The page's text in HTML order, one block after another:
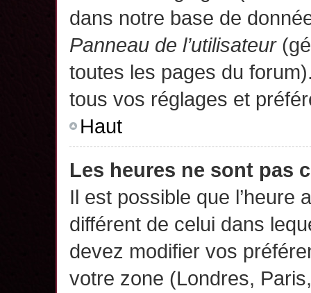
dans notre base de
Panneau de l’utilisateur
toutes les pages du
tous vos réglages et
Haut
Les heures ne sont pas
Il est possible que l’heure
différent de celui dans
devez modifier vos
votre zone (Londres,